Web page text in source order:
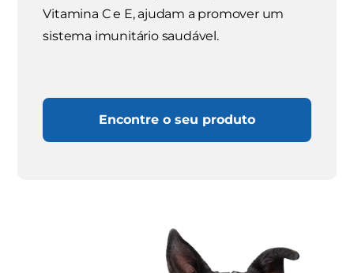
Vitamina C e E, ajudam a promover um
sistema imunitário saudável.
Encontre o seu produto